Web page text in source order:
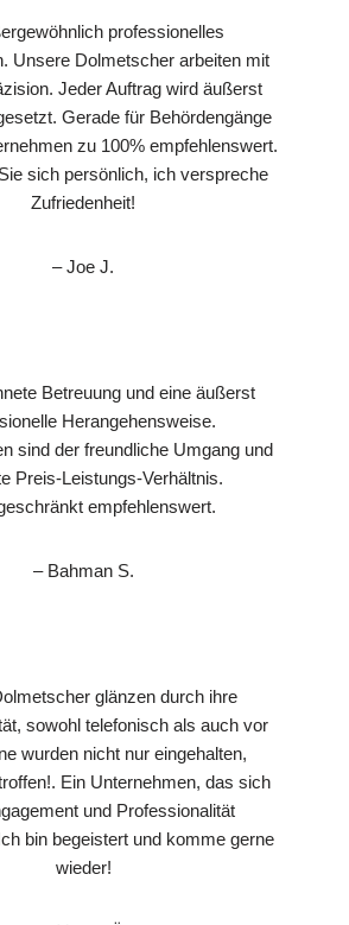
professionelles
Unsere Dolmetscher arbeiten mit
Jeder Auftrag wird äußerst
Gerade für Behördengänge
zu 100% empfehlenswert.
sich persönlich, ich verspreche
Zufriedenheit!
– Joe J.
Betreuung und eine äußerst
Herangehensweise.
sind der freundliche Umgang und
Preis-Leistungs-Verhältnis.
empfehlenswert.
– Bahman S.
glänzen durch ihre
sowohl telefonisch als auch vor
wurden nicht nur eingehalten,
Ein Unternehmen, das sich
und Professionalität
bin begeistert und komme gerne
wieder!